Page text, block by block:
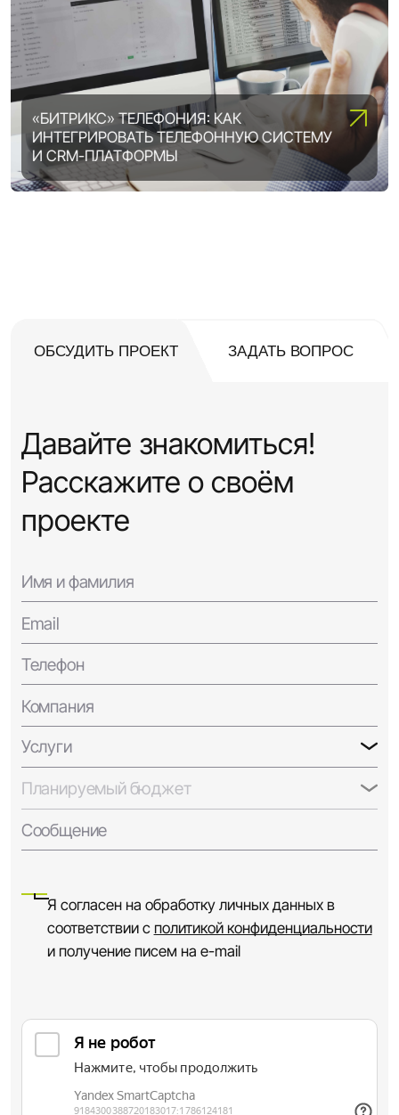
«БИТРИКС» ТЕЛЕФОНИЯ: КАК
ИНТЕГРИРОВАТЬ ТЕЛЕФОННУЮ СИСТЕМУ
И CRM-ПЛАТФОРМЫ
ВОЗМОЖНОСТИ «1С-БИТРИКС»:
ВЫБИРАЕМ ОПТИМАЛЬНУЮ ЛИЦЕНЗИЮ
DIGITAL ТРАНСФОРМАЦИЯ ПРЕДПРИЯТИЯ:
5 ШАГОВ, ЧТОБЫ ВСЕ ПОЛУЧИЛОСЬ
ОБСУДИТЬ ПРОЕКТ ЗАДАТЬ ВОПРОС
Давайте знакомиться!
Расскажите о своём
проекте
Имя и фамилия
Email
Телефон
Компания
Услуги
Планируемый бюджет
Сообщение
Я согласен на обработку личных данных в
соответствии с политикой конфиденциальности
и получение писем на e-mail